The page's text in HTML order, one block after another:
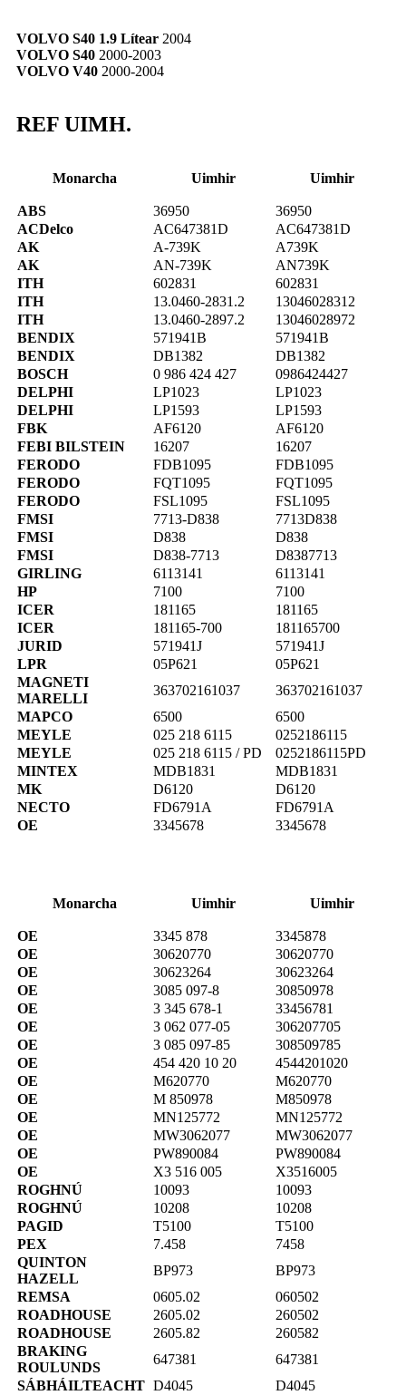
VOLVO S40 1.9 Lítear 2004
VOLVO S40 2000-2003
VOLVO V40 2000-2004
REF UIMH.
Monarcha Uimhir Uimhir
ABS 36950
36950
ACDelco
AC647381D
AC647381D
AK
A-739K
A739K
AK
AN-739K
AN739K
ITH
602831
602831
ITH
13.0460-2831.2
13046028312
ITH
13.0460-2897.2
13046028972
BENDIX
571941B
571941B
BENDIX
DB1382
DB1382
BOSCH
0 986 424 427
0986424427
DELPHI
LP1023
LP1023
DELPHI
LP1593
LP1593
FBK
AF6120
AF6120
FEBI BILSTEIN
16207
16207
FERODO
FDB1095
FDB1095
FERODO
FQT1095
FQT1095
FERODO
FSL1095
FSL1095
FMSI
7713-D838
7713D838
FMSI
D838
D838
FMSI
D838-7713
D8387713
GIRLING
6113141
6113141
HP
7100
7100
ICER
181165
181165
ICER
181165-700
181165700
JURID
571941J
571941J
LPR
05P621
05P621
MAGNETI
MARELLI
363702161037
363702161037
MAPCO
6500
6500
MEYLE
025 218 6115
0252186115
MEYLE
025 218 6115 / PD
0252186115PD
MINTEX
MDB1831
MDB1831
MK
D6120
D6120
NECTO
FD6791A
FD6791A
OE
3345678 3345678
Monarcha Uimhir Uimhir
OE 3345 878
3345878
OE
30620770
30620770
OE
30623264
30623264
OE
3085 097-8
30850978
OE
3 345 678-1
33456781
OE
3 062 077-05
306207705
OE
3 085 097-85
308509785
OE
454 420 10 20
4544201020
OE
M620770
M620770
OE
M 850978
M850978
OE
MN125772
MN125772
OE
MW3062077
MW3062077
OE
PW890084
PW890084
OE
X3 516 005
X3516005
ROGHNÚ
10093
10093
ROGHNÚ
10208
10208
PAGID
T5100
T5100
PEX
7.458
7458
QUINTON
HAZELL
BP973
BP973
REMSA
0605.02
060502
ROADHOUSE
2605.02
260502
ROADHOUSE
2605.82
260582
BRAKING
ROULUNDS
647381
647381
SÁBHÁILTEACHT D4045
D4045